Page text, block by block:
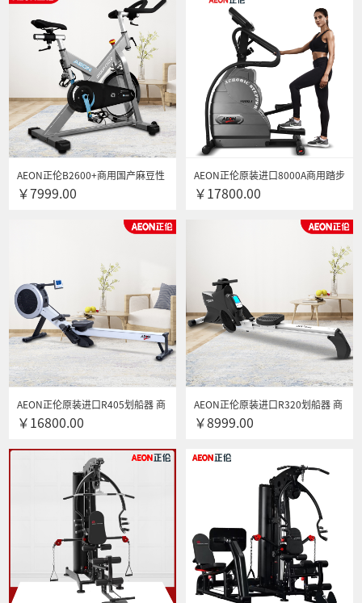
AEON正伦B2600+商用国产麻豆性
爱视频 家用室内静音健身车
￥7999.00
AEON正伦原装进口8000A商用踏步
机
￥17800.00
AEON正伦原装进口R405划船器 商
用风阻式划船机
￥16800.00
AEON正伦原装进口R320划船器 商
用静音磁控划船机
￥8999.00